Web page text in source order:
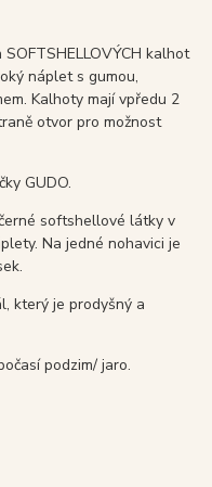
kalhot
náplet s gumou,
Kalhoty mají vpředu 2
otvor pro možnost
GUDO.
softshellové látky v
Na jedné nohavici je
který je prodyšný a
podzim/ jaro.